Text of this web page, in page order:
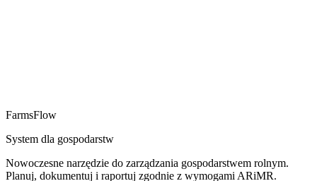
FarmsFlow
System dla gospodarstw
Nowoczesne narzędzie do zarządzania gospodarstwem rolnym.
Planuj, dokumentuj i raportuj zgodnie z wymogami ARiMR.